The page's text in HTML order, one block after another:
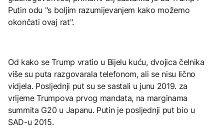
Putin odu "s boljim razumijevanjem kako možemo
okončati ovaj rat".
Od kako se Trump vratio u Bijelu kuću, dvojica čelnika
više su puta razgovarala telefonom, ali se nisu lično
vidjela. Posljednji put su se sastali u junu 2019. za
vrijeme Trumpova prvog mandata, na marginama
summita G20 u Japanu. Putin je posljednji put bio u
SAD-u 2015.